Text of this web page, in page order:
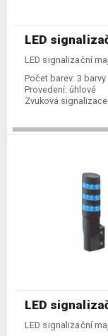
LED
LED signalizační
Počet barev: 3 barvy
Provedení: úhlové
Zvuková signalizace:
LED
LED signalizační